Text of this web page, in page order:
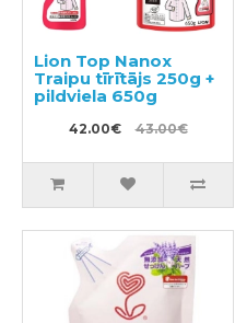
Lion Top Nanox
Traipu tīrītājs 250g +
pildviela 650g
42.00€ 43.00€